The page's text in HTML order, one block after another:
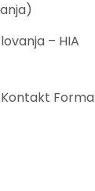
– HIA
Forma